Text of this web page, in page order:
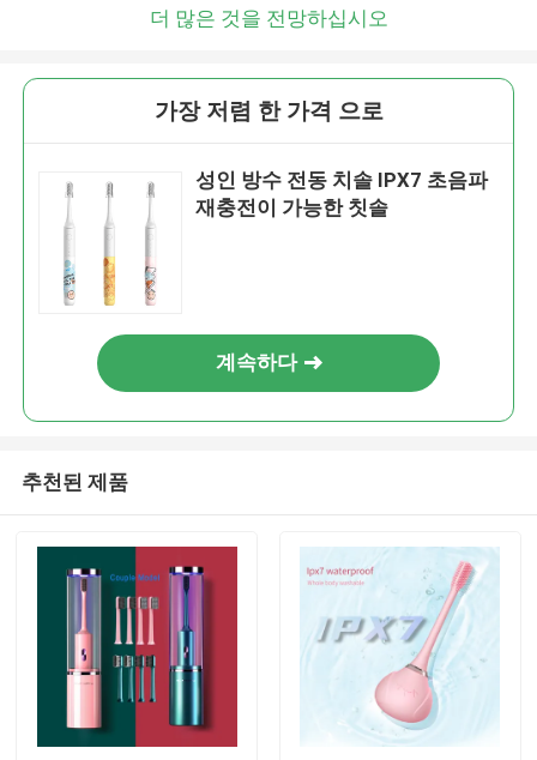
더 많은 것을 전망하십시오
가장 저렴 한 가격 으로
성인 방수 전동 치솔 IPX7 초음파
재충전이 가능한 칫솔
계속하다
추천된 제품